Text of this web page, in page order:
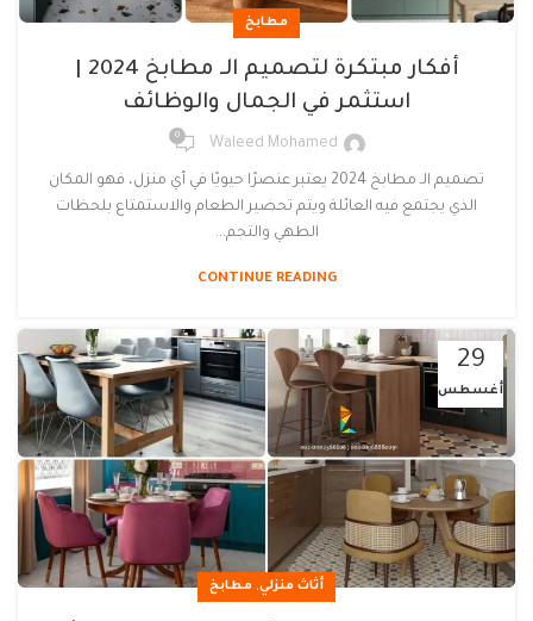
مطابخ
استثمر في الجمال والوظائف
Waleed Mohamed
0
تصميم الـ مطابخ 2024 يعتبر عنصرًا حيويًا في أي منزل، فهو المكان
الذي يجتمع فيه العائلة ويتم تحضير الطعام والاستمتاع بلحظات
الطهي والتجم...
CONTINUE READING
29
أغسطس
أثاث منزلي, مطابخ